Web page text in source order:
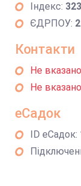
Індекс:
ЄДРПОУ:
Контакти
Не вказано
Не вказано
еСадок
ID еСадок: